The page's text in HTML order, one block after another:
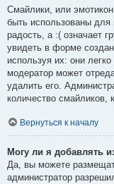
Смайлики, или
быть использованы для
радость, а :( означает
увидеть в форме
используя их: они
модератор может
удалить его.
количество смайликов,
Вернуться к началу
Могу ли я добавлять
Да, вы можете
администратор